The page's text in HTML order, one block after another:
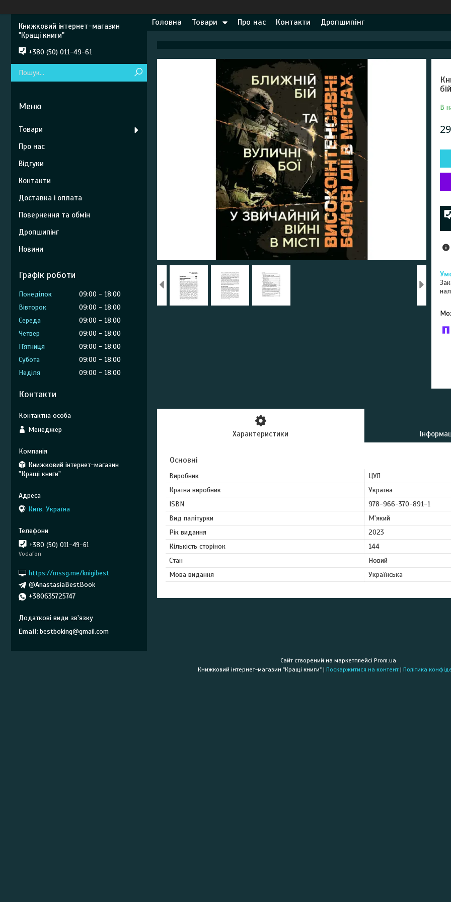
Головна Товари Про нас Контакти Дропшипінг
В
Характеристики
Основні
Виробник
ЦУЛ
Країна виробник
Україна
ISBN
978-966-370-891-1
Вид палітурки
М'який
Рік видання
2023
Кількість сторінок
144
Стан
Новий
Мова видання
Українська
Книжковий інтернет-магазин
"Кращі книги"
+380 (50) 011-49-61
Товари
Про нас
Відгуки
Контакти
Доставка і оплата
Повернення та обмін
Дропшипінг
Новини
Графік роботи
Понеділок 09:00
18:00
Вівторок
09:00
18:00
Середа
09:00
18:00
Четвер
09:00
18:00
Пʼятниця
09:00
18:00
Субота
09:00
18:00
Неділя
09:00 18:00
Контакти
Менеджер
Книжковий інтернет-магазин
"Кращі книги"
Київ, Україна
+380 (50) 011-49-61
Vodafon
https://mssg.me/knigibest
@AnastasiaBestBook
+380635725747
Email bestboking@gmail.com
Сайт створений на маркетплейсі Prom.ua
Книжковий інтернет-магазин "Кращі книги" | Поскаржитися на контент | Політика